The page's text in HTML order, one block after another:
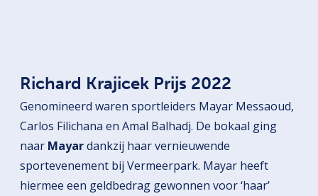
Richard Krajicek Prijs 2022
Genomineerd waren sportleiders Mayar Messaoud,
Carlos Filichana en Amal Balhadj. De bokaal ging
naar Mayardankzij haar vernieuwende
sportevenement bij Vermeerpark. Mayar heeft
hiermee een geldbedrag gewonnen voor ‘haar’